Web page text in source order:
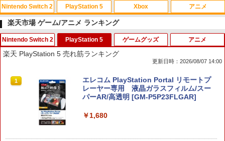
Nintendo Switch 2
1
スプラトゥーン レイダース|オンライン
コード版
スプラトゥーン レイダース -Switch2
PlayStation 5
1
PlayStation 5 デジタル・エディション
日本語専用 Console Language: Japan
ese only (CFI-2200B01)
￥55,000
Beast of Reincarnation -PS5 【特典】
Xbox
1
【純正品】Xbox ワイヤレス コントロー
ラー + USB-C® ケーブル
ルコード 【旧 Xbox ギフトカード】 [オ
アニメ
1
【Amazon.co.jp限定】劇場版モノノ怪
第三章 蛇神 (Amazon.co.jp限定オリジ
ナル三方背収納ケース付きコレクション)
カー特典:【坤と離】二振りの剣、十翼よ
り来たる！スタジオ描き下ろしイラスト
ボード付) [Blu-ray]
￥10,780
楽天市場 ゲーム/アニメ ランキング
Nintendo Switch 2
1
任天堂 【Switch2】ゼルダの伝説 ティア
ーズ オブ ザ キングダム Nintendo Swit
ch 2 Edition [NXS-P-AXN7B NSW2 ゼ
グダム]
PlayStation 5
楽天 PlayStation 5 売れ筋ランキング
更新日時：2026/08/07 14:00
1
エレコム PlayStation Portal リモートプ
レーヤー専用 液晶ガラスフィルム/スー
パーAR/高透明 [GM-P5P23FLGAR]
￥1,680
ゲームグッズ アニメ